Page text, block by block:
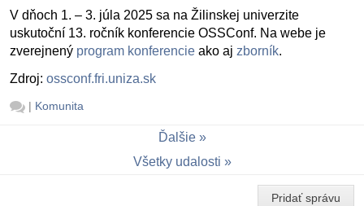
V dňoch 1. – 3. júla 2025 sa na Žilinskej univerzite
uskutoční 13. ročník konferencie OSSConf. Na webe je
zverejnený program konferencie ako aj zborník.
Zdroj: ossconf.fri.uniza.sk
| Komunita
Ďalšie
Všetky udalosti
Pridať správu